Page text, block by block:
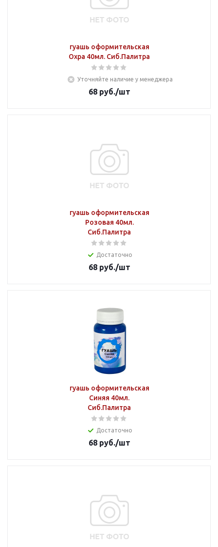
гуашь оформительская
Охра 40мл. Сиб.Палитра
Уточняйте наличие у менеджера
68руб./шт
гуашь оформительская
Розовая 40мл.
Сиб.Палитра
Достаточно
68руб./шт
гуашь оформительская
Синяя 40мл.
Сиб.Палитра
Достаточно
68руб./шт